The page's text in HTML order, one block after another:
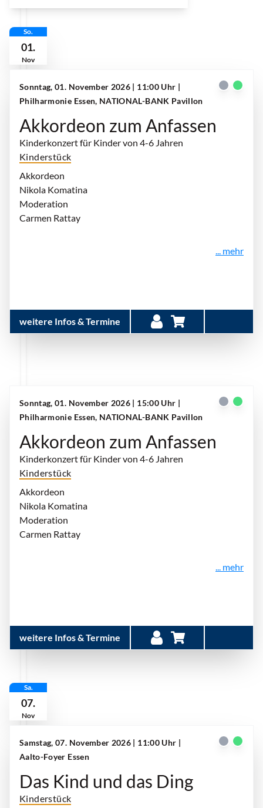
So.
01.
Nov
Sonntag, 01. November 2026 | 11:00 Uhr |
Philharmonie Essen, NATIONAL-BANK Pavillon
Akkordeon zum Anfassen
Kinderkonzert für Kinder von 4-6 Jahren
Kinderstück
Akkordeon
Nikola Komatina
Moderation
Carmen Rattay
... mehr
weitere Infos & Termine
Sonntag, 01. November 2026 | 15:00 Uhr |
Philharmonie Essen, NATIONAL-BANK Pavillon
Akkordeon zum Anfassen
Kinderkonzert für Kinder von 4-6 Jahren
Kinderstück
Akkordeon
Nikola Komatina
Moderation
Carmen Rattay
... mehr
weitere Infos & Termine
Sa.
07.
Nov
Samstag, 07. November 2026 | 11:00 Uhr |
Aalto-Foyer Essen
Das Kind und das Ding
Kinderstück